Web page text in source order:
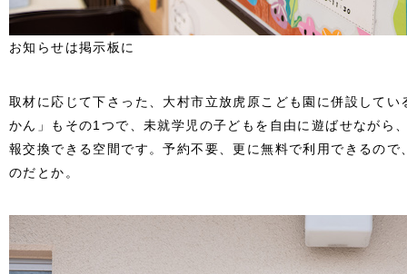
お知らせは掲示板に
取材に応じて下さった、大村市立放虎原こども園に併設して
かん」もその1つで、未就学児の子どもを自由に遊ばせながら
報交換できる空間です。予約不要、更に無料で利用できるの
のだとか。